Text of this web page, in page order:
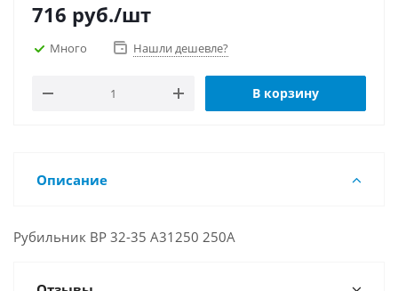
716 руб./шт
Много Нашли дешевле?
В корзину
Описание
Рубильник ВР 32-35 А31250 250А